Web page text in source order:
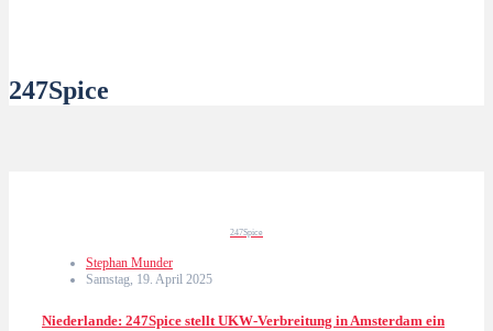
247Spice
247Spice
Stephan Munder
Samstag, 19. April 2025
Niederlande: 247Spice stellt UKW-Verbreitung in Amsterdam ein